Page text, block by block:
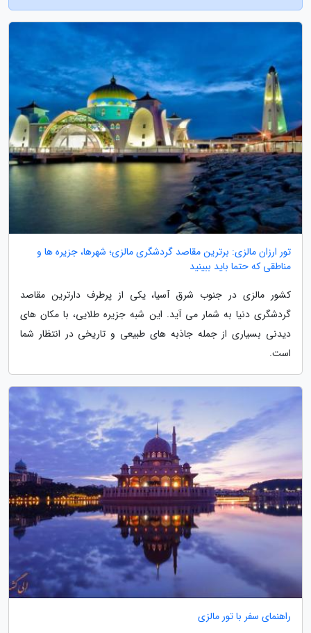
تور ارزان مالزی: برترین مقاصد گردشگری مالزی؛ شهرها، جزیره ها و
مناطقی که حتما باید ببینید
کشور مالزی در جنوب شرق آسیا، یکی از پرطرف دارترین مقاصد
گردشگری دنیا به شمار می آید. این شبه جزیره طلایی، با مکان های
دیدنی بسیاری از جمله جاذبه های طبیعی و تاریخی در انتظار شما
است.
راهنمای سفر با تور مالزی